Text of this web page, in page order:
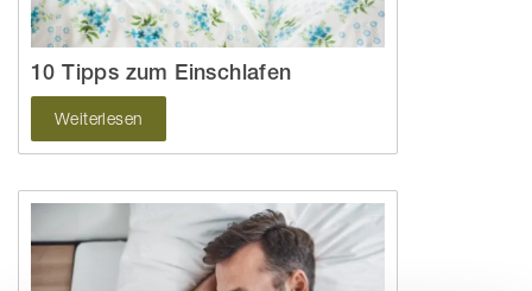
10 Tipps zum Einschlafen
Weiterlesen